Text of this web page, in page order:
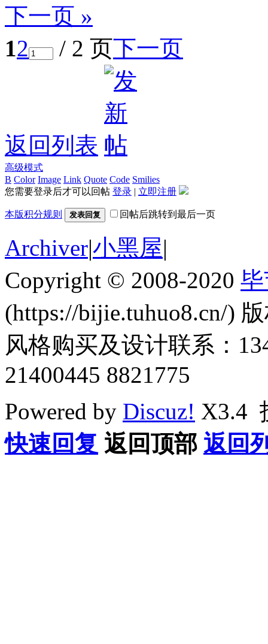
下一页 »
12 / 2 页下一页
返回列表
高级模式
B Color Image Link Quote Code Smilies
您需要登录后才可以回帖 登录 | 立即注册
本版积分规则 发表回复 回帖后跳转到最后一页
Archiver|小黑屋|
Copyright © 2008-2020
(https://bijie.tuhuo8.cn/)
风格购买及设计联系：
21400445 8821775
Powered by Discuz! X3.4
快速回复 返回顶部 返回